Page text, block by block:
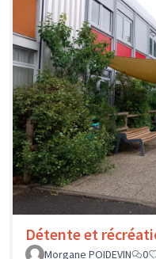
Détente et
Morgane POIDEVIN
0